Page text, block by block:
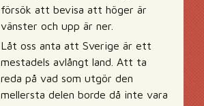
försök att bevisa att höger är
vänster och upp är ner.
Låt oss anta att Sverige är ett
mestadels avlångt land. Att ta
reda på vad som utgör den
mellersta delen borde då inte vara